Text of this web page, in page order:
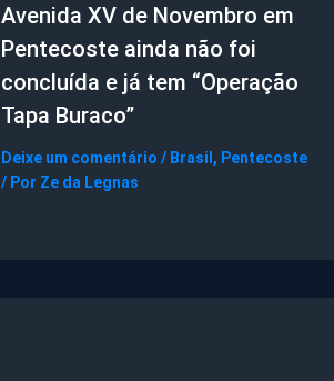
Avenida XV de Novembro em
Pentecoste ainda não foi
concluída e já tem “Operação
Tapa Buraco”
Deixe um comentário / Brasil, Pentecoste
/ Por Ze da Legnas